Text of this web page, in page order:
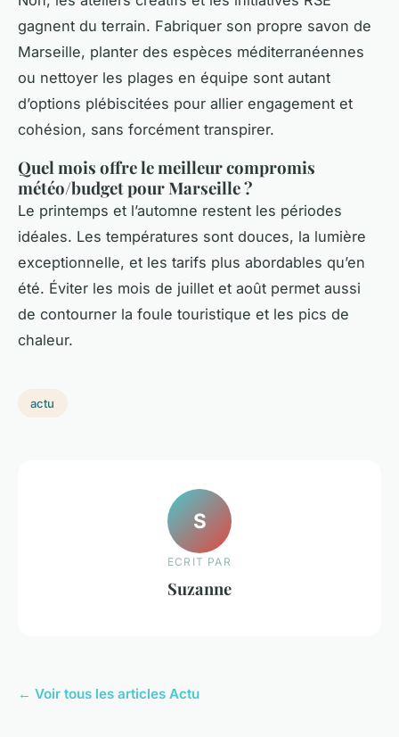
gagnent du terrain. Fabriquer son propre savon de
Marseille, planter des espèces méditerranéennes
ou nettoyer les plages en équipe sont autant
d’options plébiscitées pour allier engagement et
cohésion, sans forcément transpirer.
Quel mois offre le meilleur compromis
météo/budget pour Marseille ?
Le printemps et l’automne restent les périodes
idéales. Les températures sont douces, la lumière
exceptionnelle, et les tarifs plus abordables qu’en
été. Éviter les mois de juillet et août permet aussi
de contourner la foule touristique et les pics de
chaleur.
actu
S
ECRIT PAR
Suzanne
← Voir tous les articles Actu